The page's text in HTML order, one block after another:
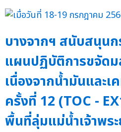
บางจากฯ สนับสนุน
แผนปฏิบัติการขจัด
เนื่องจากน้ำมันและ
ครั้งที่ 12 (TOC -
พื้นที่ลุ่มแม่น้ำเจ้าพระ